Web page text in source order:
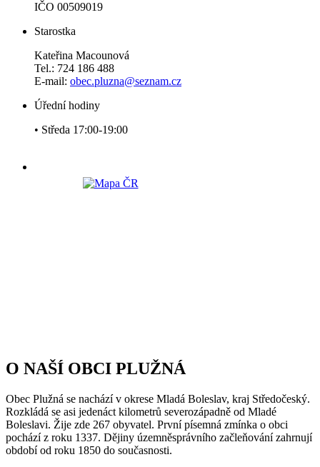
IČO 00509019
Starostka
Kateřina Macounová
Tel.: 724 186 488
E-mail: obec.pluzna@seznam.cz
Úřední hodiny
• Středa 17:00-19:00
O NAŠÍ OBCI PLUŽNÁ
Obec Plužná se nachází v okrese Mladá Boleslav, kraj Středočeský.
Rozkládá se asi jedenáct kilometrů severozápadně od Mladé
Boleslavi. Žije zde 267 obyvatel. První písemná zmínka o obci
pochází z roku 1337. Dějiny územněsprávního začleňování zahrnují
období od roku 1850 do současnosti.